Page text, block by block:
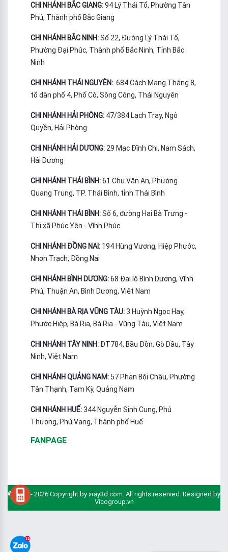
CHI NHÁNH BẮC GIANG:94 Lý Thái Tổ, Phường Tân
Phú, Thành phố Bắc Giang
CHI NHÁNH BẮC NINH:Số 22, Đường Lý Thái Tổ,
Phường Đại Phúc, Thành phố Bắc Ninh, Tỉnh Bắc
Ninh
CHI NHÁNH THÁI NGUYÊN: 684 Cách Mạng Tháng 8,
tổ dân phố 4, Phố Cò, Sông Công, Thái Nguyên
CHI NHÁNH HẢI PHÒNG: 47/384 Lạch Tray, Ngô
Quyền, Hải Phòng
CHI NHÁNH HẢI DƯƠNG: 29 Mạc Đĩnh Chi, Nam Sách,
Hải Dương
CHI NHÁNH THÁI BÌNH:61 Chu Văn An, Phường
Quang Trung, TP. Thái Bình, tỉnh Thái Bình
CHI NHÁNH THÁI BÌNH:Số 6, đường Hai Bà Trưng -
Thị xã Phúc Yên - Vĩnh Phúc
CHI NHÁNH ĐỒNG NAI: 194 Hùng Vương, Hiệp Phước,
Nhơn Trạch, Đồng Nai
CHI NHÁNH BÌNH DƯƠNG:68 Đại lộ Bình Dương, Vĩnh
Phú, Thuận An, Bình Dương, Việt Nam
CHI NHÁNH BÀ RỊA VŨNG TÀU:3 Huỳnh Ngọc Hay,
Phước Hiệp, Bà Rịa, Bà Rịa - Vũng Tàu, Việt Nam
CHI NHÁNH TÂY NINH: ĐT784, Bầu Đồn, Gò Dầu, Tây
Ninh, Việt Nam
CHI NHÁNH QUẢNG NAM: 57 Phan Bội Châu, Phường
Tân Thạnh, Tam Kỳ, Quảng Nam
CHI NHÁNH HUẾ:344 Nguyễn Sinh Cung, Phú
Thượng, Phú Vang, Thành phố Huế
FANPAGE
© 2010 - 2026 Copyright by xray3d.com. All rights reserved. Designed by
Vicogroup.vn